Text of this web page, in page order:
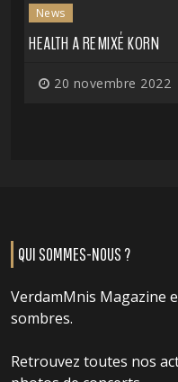
News
HEALTH A REMIXÉ KORN
20 novembre 2022
QUI SOMMES-NOUS ?
VerdamMnis Magazine
sombres.
Retrouvez toutes nos